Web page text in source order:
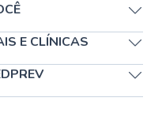
E CLÍNICAS